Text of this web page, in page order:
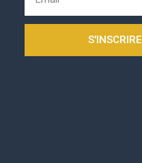
S'INSCRIRE